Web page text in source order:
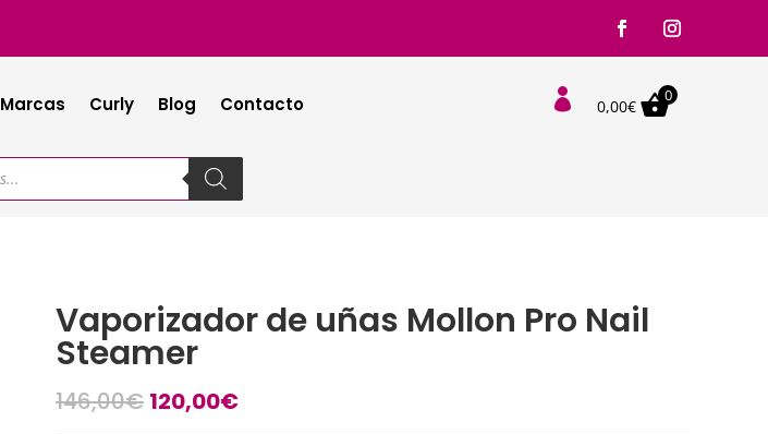
Marcas Curly Blog Contacto  0,00€
0
Vaporizador de uñas Mollon Pro Nail
Steamer
146,00€ El
120,00€El